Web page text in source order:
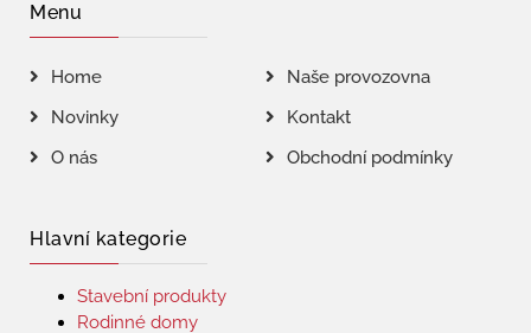
Menu
Home
Naše provozovna
Novinky
Kontakt
O nás
Obchodní podmínky
Hlavní kategorie
Stavební produkty
Rodinné domy